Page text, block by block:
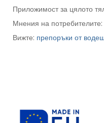
Приложимост за цялото
Мнения на потребителите:
Вижте: препоръки от